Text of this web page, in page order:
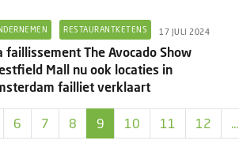
RESTAURANTKETENS 17 JULI 2024
faillissement The Avocado Show
Mall nu ook locaties in
failliet verklaart
6 7 8 9 10 11 12 ...